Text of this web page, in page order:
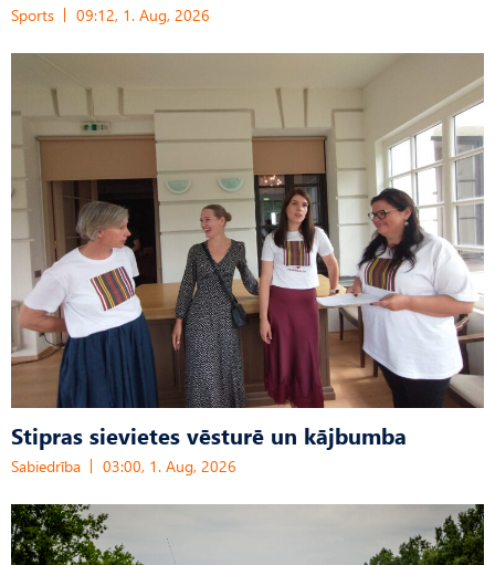
Sports 09:12, 1. Aug, 2026
Stipras sievietes vēsturē un kājbumba
Sabiedrība 03:00, 1. Aug, 2026